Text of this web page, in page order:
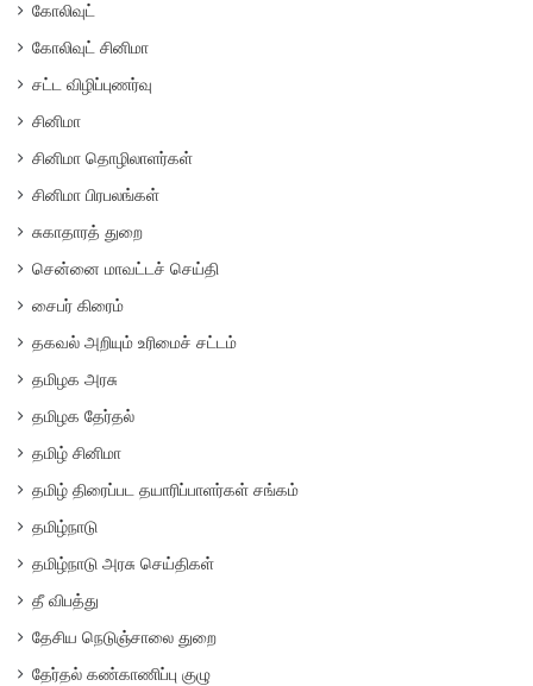
கோலிவுட்
கோலிவுட் சினிமா
சட்ட விழிப்புணர்வு
சினிமா
சினிமா தொழிலாளர்கள்
சினிமா பிரபலங்கள்
சுகாதாரத் துறை
சென்னை மாவட்டச் செய்தி
சைபர் கிரைம்
தகவல் அறியும் உரிமைச் சட்டம்
தமிழக அரசு
தமிழக தேர்தல்
தமிழ் சினிமா
தமிழ் திரைப்பட தயாரிப்பாளர்கள் சங்கம்
தமிழ்நாடு
தமிழ்நாடு அரசு செய்திகள்
தீ விபத்து
தேசிய நெடுஞ்சாலை துறை
தேர்தல் கண்காணிப்பு குழு